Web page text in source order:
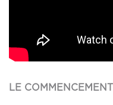
LE COMMENCEMENT